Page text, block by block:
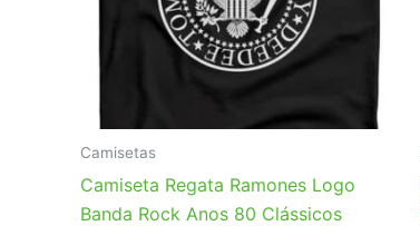
Camisetas
Camiseta Regata Ramones Logo
Banda Rock Anos 80 Clássicos